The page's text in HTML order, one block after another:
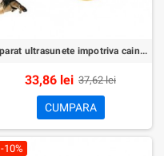
Aparat ultrasunete impotriva cainilor agresivi
33,86 lei 37,62 lei
CUMPARA
-10%